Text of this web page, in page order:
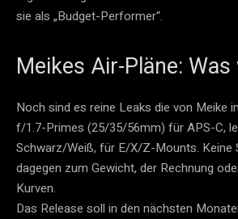
sie als „Budget-Performer“.
Meikes Air-Pläne:
Noch sind es reine Leaks die von Meike
f/1.7-Primes (25/35/56mm) für APS-C,
Schwarz/Weiß, für E/X/Z-Mounts. Keine
dagegen zum Gewicht, der Rechnung
Kurven.
Das Release soll in den nächsten